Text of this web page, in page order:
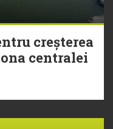
creșterea
centralei